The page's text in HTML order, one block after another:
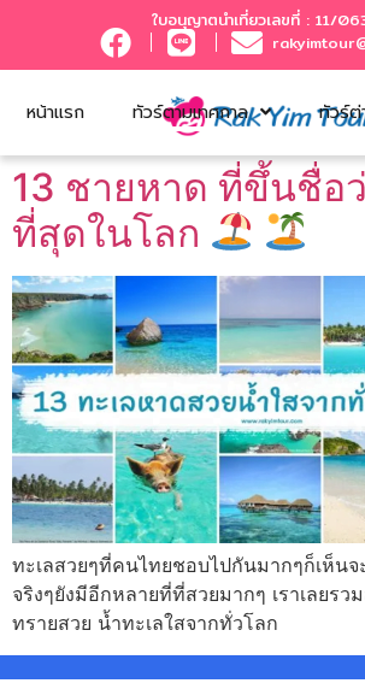
ใบอนุญาตนำเที่ยวเลขที่ : 11/
หน้าแรก ทัวร์ตามเทศกาล ทัวร์ต่
13 ชายหาด ที่ขึ้นชื่อ
ที่สุดในโลก
ทะเลสวยๆที่คนไทยชอบไปกันมากๆก็เห็น
จริงๆยังมีอีกหลายที่ที่สวยมากๆ เราเลยร
ทรายสวย น้ำทะเลใสจากทั่วโลก